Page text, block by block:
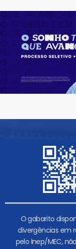
O gabarito
divergências em
pelo Inep/MEC,